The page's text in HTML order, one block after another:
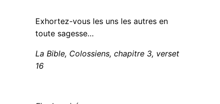
Exhortez-vous les uns les autres en
toute sagesse…
La Bible, Colossiens, chapitre 3, verset
16